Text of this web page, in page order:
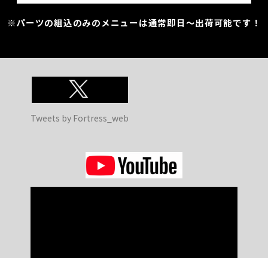
※パーツの組込のみのメニューは通常即日～出荷可能です！
Tweets by Fortress_web